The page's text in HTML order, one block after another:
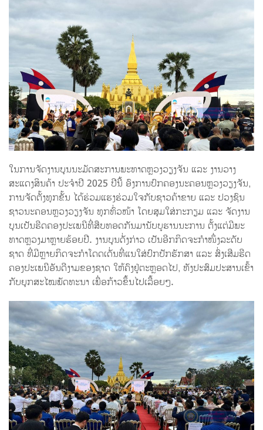
ໃນການຈັດງານບຸນນະມັດສະການພະທາດຫຼວງວຽງຈັນ ແລະ ງານວາງ
ສະແດງສິນຄ້າ ປະຈໍາປີ 2025 ປີນີ້ ອົງການປົກຄອງນະຄອນຫຼວງວຽງຈັນ,
ການຈັດຕັ້ງທຸກຂັ້ນ ໄດ້ຮ່ວມແຮງຮ່ວມໃຈກັບຊາວຄ້າຂາຍ ແລະ ປວງຊົນ
ຊາວນະຄອນຫຼວງວຽງຈັນ ທຸກທົ່ວໜ້າ ໂດຍສຸມໃສ່ກະກຽມ ແລະ ຈັດງານ
ບຸນເປັນຮີດຄອງປະເພນີທີ່ສືບທອດກັນມານັບບູຮານນະການ ຕັ້ງແຕ່ມີພະ
ທາດຫຼວງມາຫຼາຍຮ້ອຍປີ. ງານບຸນດັ່ງກ່າວ ເປັນອີກກິດຈະກຳໜຶ່ງລະດັບ
ຊາດ ທີ່ມີຫຼາຍກິດຈະກຳໂດດເດັ່ນທີ່ແນໃສ່ປົກປັກຮັກສາ ແລະ ສົ່ງເສີມຮີດ
ຄອງປະເພນີອັນດີງາມຂອງຊາດ ໃຫ້ຄົງຢູ່ຕະຫຼອດໄປ, ທັງປະສົມປະສານເຂົ້າ
ກັບຍຸກສະໄໝພັດທະນາ ເພື່ອກ້າວຂຶ້ນໄປເລື້ອຍໆ.